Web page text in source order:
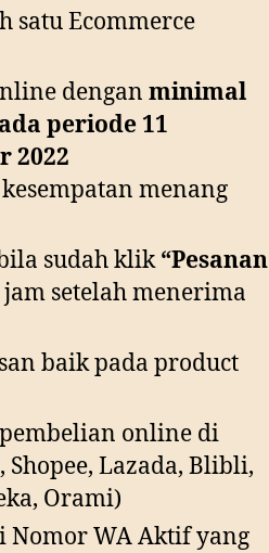
satu Ecommerce
dengan minimal
periode 11
2022
menang
sudah klik“Pesanan
setelah menerima
baik pada product
online di
Lazada, Blibli,
Orami)
Nomor WA Aktif yang